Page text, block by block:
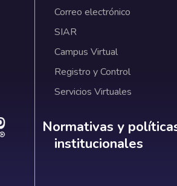
Correo electrónico
SIAR
Campus Virtual
Registro y Control
Servicios Virtuales
Normativas y
Normativas y
institucionales